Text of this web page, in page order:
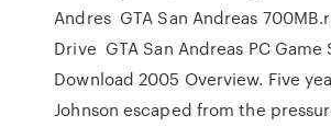
Andres GTA San Andreas
Drive GTA San Andreas PC Game
Download 2005 Overview. Five
Johnson escaped from the